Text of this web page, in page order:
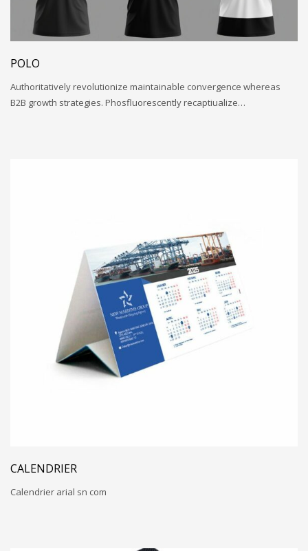
POLO
Authoritatively revolutionize maintainable convergence whereas
B2B growth strategies. Phosfluorescently recaptiualize…
CALENDRIER
Calendrier arial sn com